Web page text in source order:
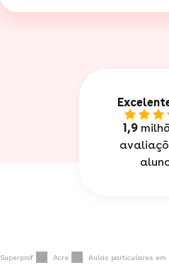
1,9
Superprof Acre Aulas particulares em